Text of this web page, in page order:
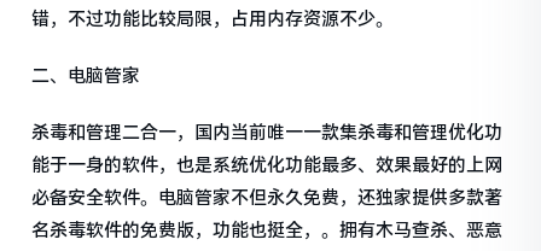
错，不过功能比较局限，占用内存资源不少。
二、电脑管家
杀毒和管理二合一，国内当前唯一一款集杀毒和管理优化功
能于一身的软件，也是系统优化功能最多、效果最好的上网
必备安全软件。电脑管家不但永久免费，还独家提供多款著
名杀毒软件的免费版，功能也挺全，。拥有木马查杀、恶意